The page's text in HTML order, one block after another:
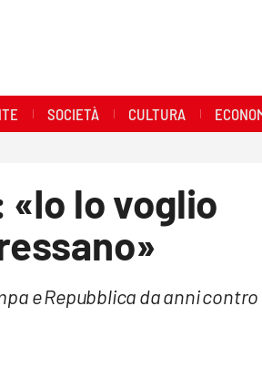
SOCIETÀ CULTURA
lo voglio
e Repubblica da anni contro